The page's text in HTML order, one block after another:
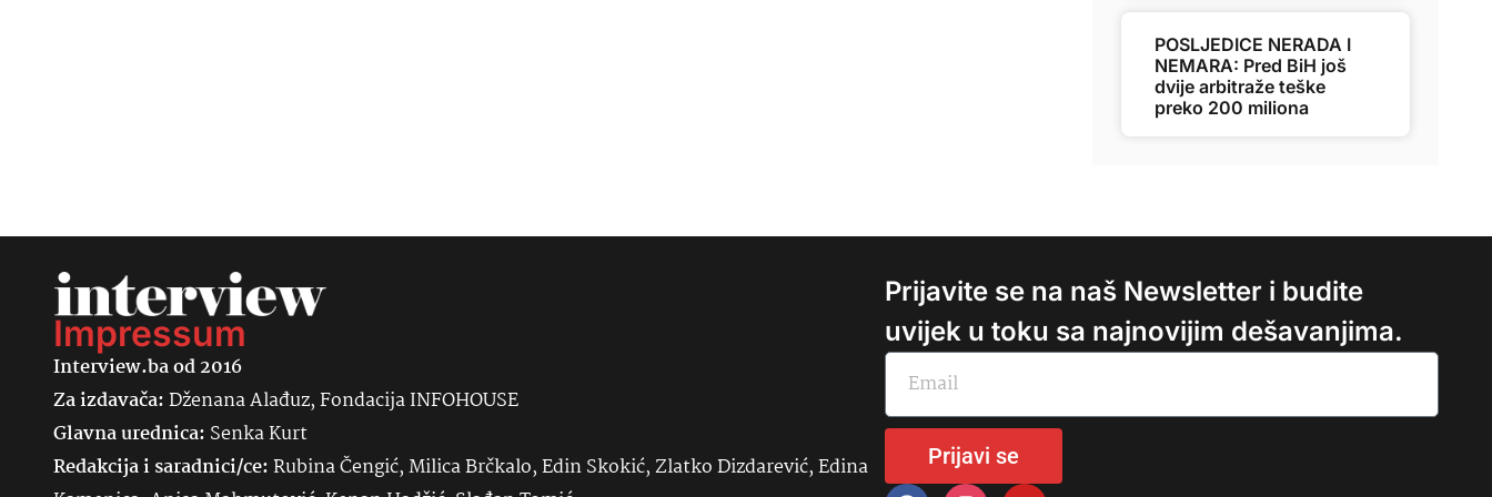
POSLJEDICE NERADA I
NEMARA: Pred BiH još
dvije arbitraže teške
preko 200 miliona
Impressum
Interview.ba od 2016
Za izdavača:Dženana Alađuz, Fondacija INFOHOUSE
Glavna urednica: SenkaKurt
Redakcija i saradnici/ce:Rubina Čengić, Milica Brčkalo, Edin Skokić, Zlatko Dizdarević, Edina
Prijavite se na naš Newsletter i budite
uvijek u toku sa najnovijim dešavanjima.
Prijavi se